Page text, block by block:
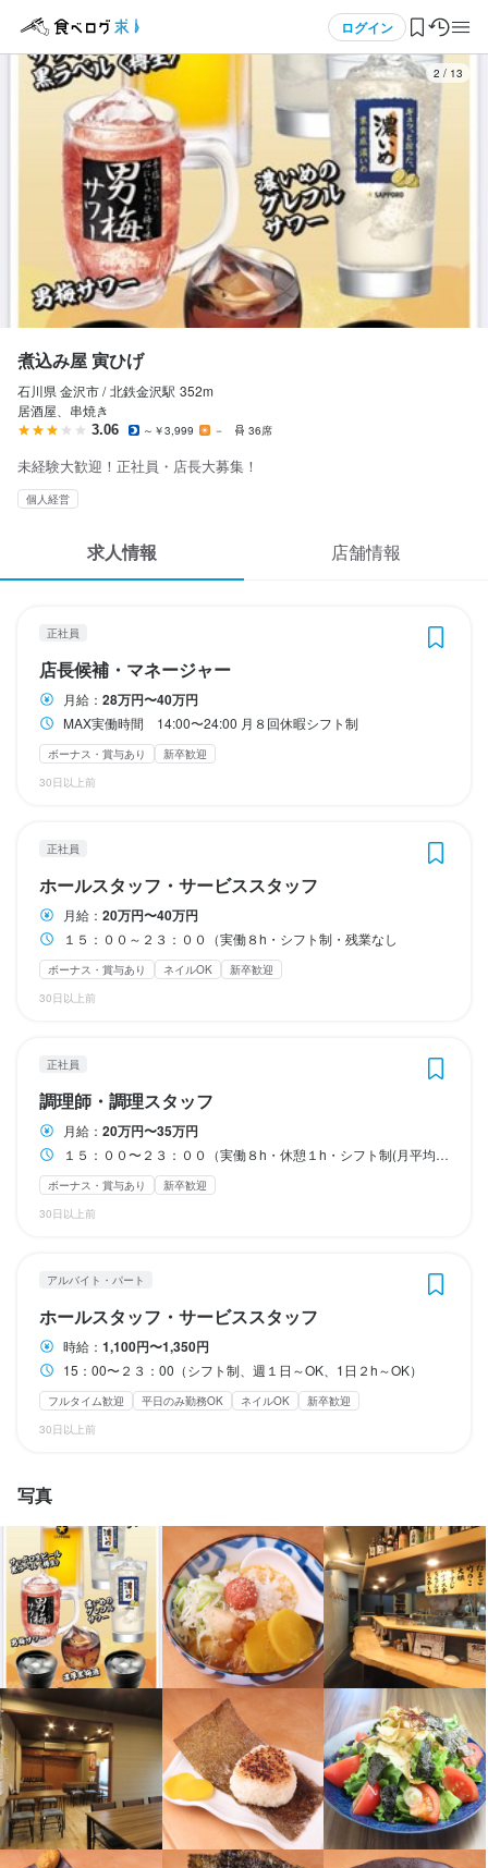
ログイン
ログイン・無料会員登録
食べログ求人TOP
求人検索
マイページ管理
気になる求人
検索履歴・保存した条件
応募履歴
WEB履歴書
掲載をご検討の店舗様へ
プライバシーポリシー
企業情報
3 / 13
煮込み屋 寅ひげ
石川県 金沢市 / 北鉄金沢駅 352m
居酒屋、串焼き
3.06 ～￥3,999 － 36席
未経験大歓迎！正社員・店長大募集！
個人経営
求人情報 店舗情報
正社員
店長候補・マネージャー
月給： 28万円〜40万円
MAX実働時間 14:00〜24:00 月８回休暇シフト制
ボーナス・賞与あり
新卒歓迎
30日以上前
正社員
ホールスタッフ・サービススタッフ
月給： 20万円〜40万円
１５：００～２３：００（実働８h・シフト制・残業なし
ボーナス・賞与あり ネイルOK
新卒歓迎
30日以上前
正社員
調理師・調理スタッフ
月給： 20万円〜35万円
１５：００〜２３：００（実働８h・休憩１h・シフト制(月平均20時間)）
ボーナス・賞与あり
新卒歓迎
30日以上前
アルバイト・パート
ホールスタッフ・サービススタッフ
時給： 1,100円〜1,350円
15：00〜２３：00（シフト制、週１日～OK、1日２h～OK）
フルタイム歓迎 平日のみ勤務OK ネイルOK
新卒歓迎
30日以上前
写真
正社員 煮込み屋 寅ひげ
店長候補・マネージャー
店長候補・マネージャー
月給280,000円〜400,000円
ボーナス・賞与あり 昇給あり 交通費支給
試用期間
固定残業代
仕入れ時間含む
給与補足
最低入社１ヶ月１８万〜２０万
最短入社３ヶ月２５万〜２７万
マネージャー　３５万〜４０万
勤務時間
月８回休暇シフト制
長期勤務歓迎
休日・休暇
月８回休みシフト制
長期休暇年３回（GW後、お盆後、正月後）
長期休暇実績１回７日
待遇
年内社会保険完備予定。
最短３ヶ月で店長になれます！
みんなで楽しく働きましょう！
髪型自由
服装自由
特徴
学歴不問 未経験者歓迎 新卒歓迎 第二新卒歓迎
Uターン・Iターン歓迎
フリーター歓迎
ブランクOK 駅チカ(徒歩5分以内)
個人経営(2店舗以内)
スタッフの平均年齢20代
仕事内容
基本的な飲食業務
開店前仕込み、料理の調理、盛り付け、洗い場
3ヶ月後には店長に昇格する可能性大
やる気があればオッケー！
お酒大好き、おしゃべり大好きな方大歓迎！
この仕事のおすすめポイント
飲食店だけでなく様々な事業にチャレンジします！
応募画面へ進む
正社員 煮込み屋 寅ひげ
ホールスタッフ・サービススタッフ
ホールスタッフ・サービススタッフ
月給200,000円〜400,000円
ボーナス・賞与あり 昇給あり 交通費支給
資格手当・スキル手当あり
インセンティブあり
試用期間
試用期間１ヵ月：月給２０万円
固定残業代
残業なし
給与補足
能力・経験等を考慮のうえ優遇します
勤務時間
１５：００～２３：００（実働８h・シフト制・残業なし
シフト制
固定シフト制(決まった時間・曜日に働ける)
自由シフト制(毎回、時間・曜日を選べる)
休日・休暇
年末年始休暇あり
待遇
まかない・食事補助あり
特徴
学歴不問 未経験者歓迎 新卒歓迎 第二新卒歓迎
Uターン・Iターン歓迎
個人経営(2店舗以内)
スタッフの平均年齢20代
【ホールスタッフ】
ご案内、オーダー受付、ドリンク作成、配膳、接客、会計、テー
ブルの片付けなどのホール業務全般をお任せします。
将来的には、店長候補として、売上・コストの数値管理、シフト
管理、他のスタッフへの指導・育成などの業務もお任せします。
求める人物像
やる気ある方歓迎！２０代が活躍中！
店名
煮込み屋 寅ひげ
勤務地
石川県金沢市堀川町8-19
連絡先
0709-314-2792
応募画面へ進む
正社員 煮込み屋 寅ひげ
調理師・調理スタッフ
調理師・調理スタッフ
月給200,000円〜350,000円
ボーナス・賞与あり 昇給あり 交通費支給 インセンティブあり
試用期間
固定残業代
残業０時間
給与補足
勤務時間
終電考慮あり ダブルワーク・副業OK
転勤なし
長期勤務歓迎 シフト制
自由シフト制(毎回、時間・曜日を選べる)
休日・休暇
月の休みを減らして給料アップ可
月8日以上休みあり 完全週休2日制 産休・育休制度あり
年末年始休暇あり
GW休暇あり
待遇
まかない・食事補助あり
社内イベントあり(旅行、BBQ等)
資格取得支援あり
髪型自由
服装自由
特徴
学歴不問 未経験者歓迎
仕事内容
【調理スタッフ】
開店前の仕込み、料理の調理、盛り付け、洗い場などの調理業務
全般をお任せします。
発、他の調理スタッフへの指導・育成などの業務もお任せしま
す。
身に付くスキル
包丁さばき 盛り付け技術 英会話 日本酒の知識
焼酎の知識
ウイスキーの知識
肉の知識 魚の知識 野菜の知識
サービスマナー
出店開業ノウハウ
店舗運営 メニュー開発 仕入れ・食材の目利き
求める人物像
やる気があればOK
応募画面へ進む
アルバイト・パート 煮込み屋 寅ひげ
ホールスタッフ・サービススタッフ
ホールスタッフ・サービススタッフ
時給1,100円〜1,350円
交通費支給
研修期間
給与補足
交通費　公共交通機関のみ片道分支給
収入例
月々約３，５万円の収入（※月4週換算で計算した目安金額）
15：00〜２３：00（シフト制、週１日～OK、1日２h～OK）
終電考慮あり ダブルワーク・副業OK
週1日からOK
週2日からOK 週4日以上OK
固定シフト制(決まった時間・曜日に働ける)
休日・休暇
平日のみ勤務OK(土日休み)
待遇
・契約期間の定め1年
社内イベントあり(旅行、BBQ等)
特徴
学歴不問 未経験者歓迎 独立希望者歓迎
フリーター歓迎
大学生歓迎 主婦・主夫歓迎 女性活躍中
駅チカ(徒歩5分以内)
個人経営(2店舗以内)
スタッフの平均年齢20代
即日勤務OK
【ホールスタッフ】
ご案内、オーダー受付、ドリンク作成、配膳、接客、会計、テー
ブルの片付けなどのホール業務全般をお任せします。また洗い物
や調理補助もお願いする場合がございます。
（正社員候補）
将来的には、店長候補として、売上・コストの数値管理、シフト
身に付くスキル
包丁さばき 盛り付け技術 英会話 日本酒の知識
焼酎の知識
ウイスキーの知識
肉の知識 サービスマナー 店舗運営 メニュー開発
店名
煮込み屋 寅ひげ
勤務地
石川県金沢市堀川町8-19
応募画面へ進む